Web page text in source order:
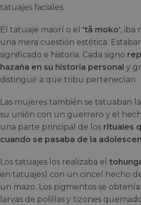
tatuajes faciales.
El tatuaje maorí o el ‘tā moko’, iba
una mera cuestión estética.
significado e historia. Cada signo
hazaña en su historia personal y
distinguir a que tribu pertenecían.
Las mujeres también se tatuaban
su unión con un guerrero y el
una parte principal de los rituales
cuando se pasaba de la
Los tatuajes los realizaba el
en tatuajes) con un cincel hecho
un mazo. Los pigmentos se
larvas de polillas y tizones